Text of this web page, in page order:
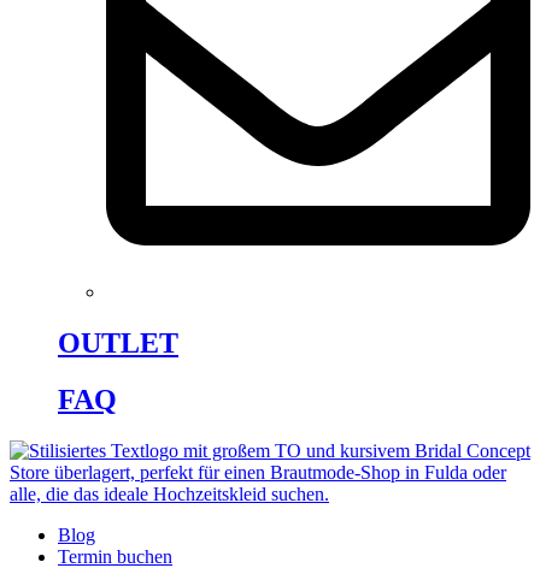
OUTLET
FAQ
Blog
Termin buchen